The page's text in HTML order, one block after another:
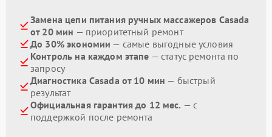
Замена цепи питания ручных массажеров Casada
от 20 мин — приоритетный ремонт
До 30% экономии — самые выгодные условия
Контроль на каждом этапе — статус ремонта по
запросу
Диагностика Casada от 10 мин — быстрый
результат
Официальная гарантия до 12 мес. — с
поддержкой после ремонта